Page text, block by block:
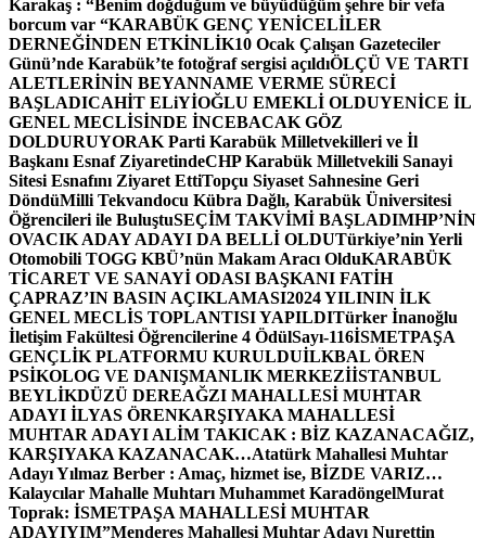
Karakaş : “Benim doğduğum ve büyüdüğüm şehre bir vefa
borcum var “KARABÜK GENÇ YENİCELİLER
DERNEĞİNDEN ETKİNLİK10 Ocak Çalışan Gazeteciler
Günü’nde Karabük’te fotoğraf sergisi açıldıÖLÇÜ VE TARTI
ALETLERİNİN BEYANNAME VERME SÜRECİ
BAŞLADICAHİT ELiYİOĞLU EMEKLİ OLDUYENİCE İL
GENEL MECLİSİNDE İNCEBACAK GÖZ
DOLDURUYORAK Parti Karabük Milletvekilleri ve İl
Başkanı Esnaf ZiyaretindeCHP Karabük Milletvekili Sanayi
Sitesi Esnafını Ziyaret EttiTopçu Siyaset Sahnesine Geri
DöndüMilli Tekvandocu Kübra Dağlı, Karabük Üniversitesi
Öğrencileri ile BuluştuSEÇİM TAKVİMİ BAŞLADIMHP’NİN
OVACIK ADAY ADAYI DA BELLİ OLDUTürkiye’nin Yerli
Otomobili TOGG KBÜ’nün Makam Aracı OlduKARABÜK
TİCARET VE SANAYİ ODASI BAŞKANI FATİH
ÇAPRAZ’IN BASIN AÇIKLAMASI2024 YILININ İLK
GENEL MECLİS TOPLANTISI YAPILDITürker İnanoğlu
İletişim Fakültesi Öğrencilerine 4 ÖdülSayı-116İSMETPAŞA
GENÇLİK PLATFORMU KURULDUİLKBAL ÖREN
PSİKOLOG VE DANIŞMANLIK MERKEZİİSTANBUL
BEYLİKDÜZÜ DEREAĞZI MAHALLESİ MUHTAR
ADAYI İLYAS ÖRENKARŞIYAKA MAHALLESİ
MUHTAR ADAYI ALİM TAKICAK : BİZ KAZANACAĞIZ,
KARŞIYAKA KAZANACAK…Atatürk Mahallesi Muhtar
Adayı Yılmaz Berber : Amaç, hizmet ise, BİZDE VARIZ…
Kalaycılar Mahalle Muhtarı Muhammet KaradöngelMurat
Toprak: İSMETPAŞA MAHALLESİ MUHTAR
ADAYIYIM”Menderes Mahallesi Muhtar Adayı Nurettin